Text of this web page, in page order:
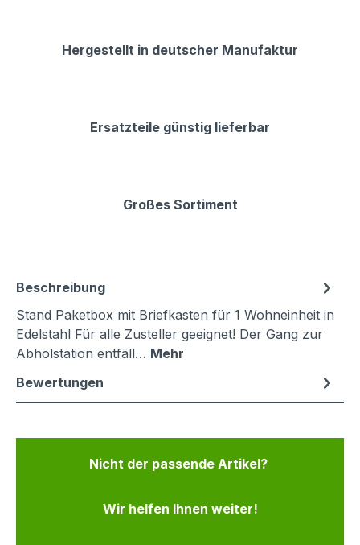
Hergestellt in deutscher Manufaktur
Ersatzteile günstig lieferbar
Großes Sortiment
Beschreibung
Stand Paketbox mit Briefkasten für 1 Wohneinheit in
Edelstahl Für alle Zusteller geeignet! Der Gang zur
Abholstation entfäll… Mehr
Bewertungen
Nicht der passende Artikel?
Wir helfen Ihnen weiter!